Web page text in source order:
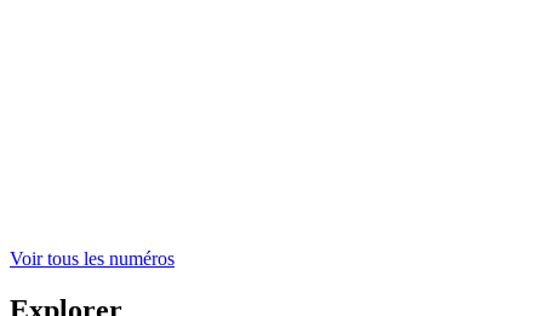
Voir tous les numéros
Explorer